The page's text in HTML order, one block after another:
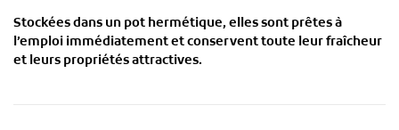
Stockées dans un pot hermétique, elles sont prêtes à
l’emploi immédiatementet conserventtoute leur fraîcheur
et leurs propriétés attractives.